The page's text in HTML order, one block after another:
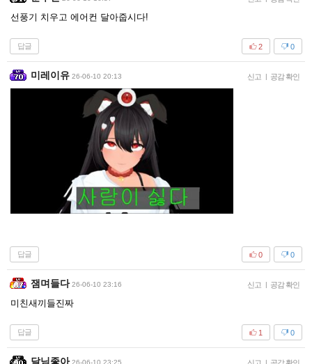
선풍기 치우고 에어컨 달아줍시다!
답글 0
2
미레이유 26-06-10 20:13 신고 | 공감 확인
답글 0
0
잼며들다 26-06-10 23:16 신고 공감 확인
미친새끼들진짜
답글 0
1
달님좋아